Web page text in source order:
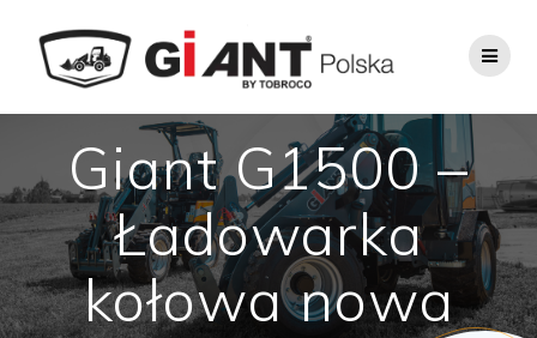
Giant G1500 –
Ładowarka
kołowa nowa